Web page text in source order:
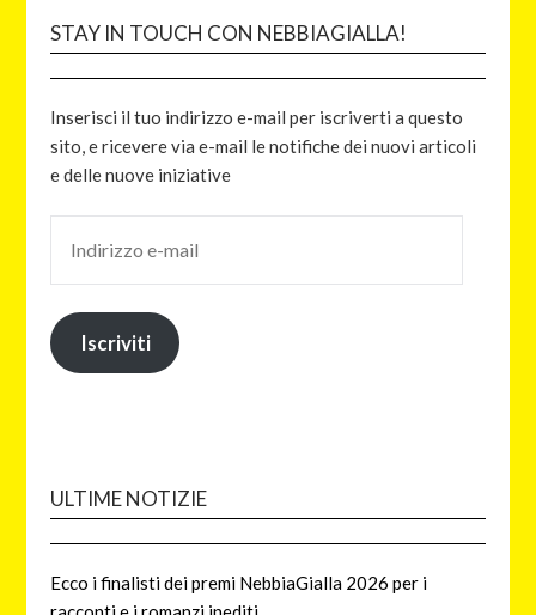
STAY IN TOUCH CON NEBBIAGIALLA!
Inserisci il tuo indirizzo e-mail per iscriverti a questo
sito, e ricevere via e-mail le notifiche dei nuovi articoli
e delle nuove iniziative
Iscriviti
ULTIME NOTIZIE
Ecco i finalisti dei premi NebbiaGialla 2026 per i